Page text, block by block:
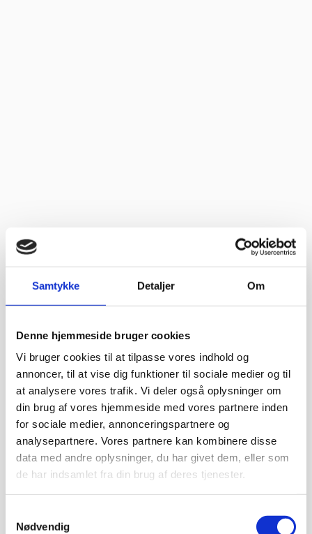
Samtykke Detaljer Om
Denne hjemmeside bruger cookies
Vi bruger cookies til at tilpasse vores indhold og
annoncer, til at vise dig funktioner til sociale medier og til
at analysere vores trafik. Vi deler også oplysninger om
din brug af vores hjemmeside med vores partnere inden
for sociale medier, annonceringspartnere og
analysepartnere. Vores partnere kan kombinere disse
data med andre oplysninger, du har givet dem, eller som
de har indsamlet fra din brug af deres tjenester.
Nødvendig